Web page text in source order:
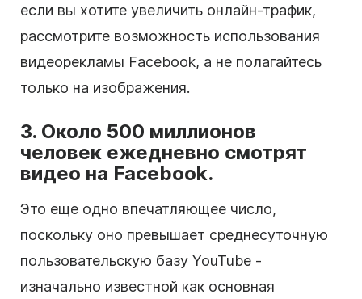
если вы хотите увеличить онлайн-трафик,
рассмотрите возможность использования
видеорекламы Facebook, а не полагайтесь
только на изображения.
3. Около 500 миллионов
человек ежедневно смотрят
видео на Facebook.
Это еще одно впечатляющее число,
поскольку оно превышает среднесуточную
пользовательскую базу YouTube -
изначально известной как основная